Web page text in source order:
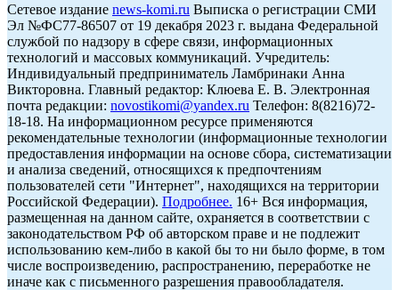
Cетевое издание news-komi.ru Выписка о регистрации СМИ
Эл №ФС77-86507 от 19 декабря 2023 г. выдана Федеральной
службой по надзору в сфере связи, информационных
технологий и массовых коммуникаций. Учредитель:
Индивидуальный предприниматель Ламбринаки Анна
Викторовна. Главный редактор: Клюева Е. В. Электронная
почта редакции: novostikomi@yandex.ru Телефон: 8(8216)72-
18-18. На информационном ресурсе применяются
рекомендательные технологии (информационные технологии
предоставления информации на основе сбора, систематизации
и анализа сведений, относящихся к предпочтениям
пользователей сети "Интернет", находящихся на территории
Российской Федерации). Подробнее. 16+ Вся информация,
размещенная на данном сайте, охраняется в соответствии с
законодательством РФ об авторском праве и не подлежит
использованию кем-либо в какой бы то ни было форме, в том
числе воспроизведению, распространению, переработке не
иначе как с письменного разрешения правообладателя.